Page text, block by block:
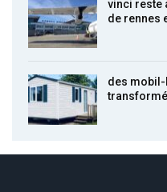
vinci reste
de rennes
des